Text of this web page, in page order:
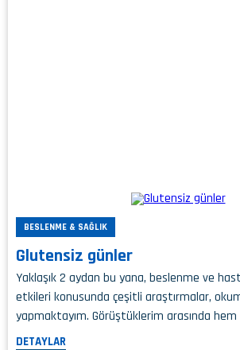
BESLENME & SAĞLIK
Glutensiz günler
Yaklaşık 2 aydan bu yana, beslenme ve
etkileri konusunda çeşitli araştırmalar,
yapmaktayım. Görüştüklerim arasında hem
DETAYLAR